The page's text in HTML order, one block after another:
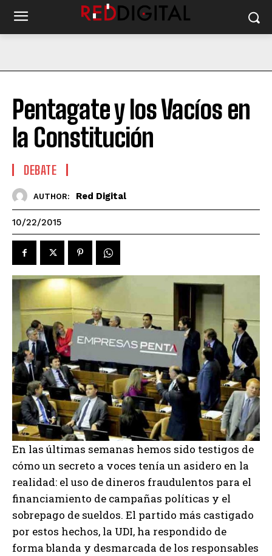
Pentagate y los Vacíos en
la Constitución
DEBATE
AUTHOR: Red Digital
10/22/2015
En las últimas semanas hemos sido testigos de
cómo un secreto a voces tenía un asidero en la
realidad: el uso de dineros fraudulentos para el
financiamiento de campañas políticas y el
sobrepago de sueldos. El partido más castigado
por estos hechos, la UDI, ha respondido de
forma blanda y desmarcada de los responsables